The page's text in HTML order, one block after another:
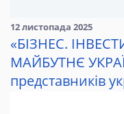
12 листопада 2025
«БІЗНЕС.
МАЙБУТНЄ
представників